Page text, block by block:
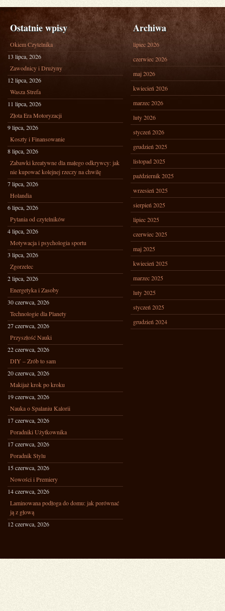
Ostatnie wpisy
Okiem Czytelnika
13 lipca, 2026
Zawodnicy i Drużyny
12 lipca, 2026
Wasza Strefa
11 lipca, 2026
Złota Era Motoryzacji
9 lipca, 2026
Koszty i Finansowanie
8 lipca, 2026
Zabawki kreatywne dla małego odkrywcy: jak
nie kupować kolejnej rzeczy na chwilę
7 lipca, 2026
Holandia
6 lipca, 2026
Pytania od czytelników
4 lipca, 2026
Motywacja i psychologia sportu
3 lipca, 2026
Zgorzelec
2 lipca, 2026
Energetyka i Zasoby
30 czerwca, 2026
Technologie dla Planety
27 czerwca, 2026
Przyszłość Nauki
22 czerwca, 2026
DIY – Zrób to sam
20 czerwca, 2026
Makijaż krok po kroku
19 czerwca, 2026
Nauka o Spalaniu Kalorii
17 czerwca, 2026
Poradniki Użytkownika
17 czerwca, 2026
Poradnik Stylu
15 czerwca, 2026
Nowości i Premiery
14 czerwca, 2026
Laminowana podłoga do domu: jak porównać
ją z głową
12 czerwca, 2026
Archiwa
lipiec 2026
czerwiec 2026
maj 2026
kwiecień 2026
marzec 2026
luty 2026
styczeń 2026
grudzień 2025
listopad 2025
październik 2025
wrzesień 2025
sierpień 2025
lipiec 2025
czerwiec 2025
maj 2025
kwiecień 2025
marzec 2025
luty 2025
styczeń 2025
grudzień 2024